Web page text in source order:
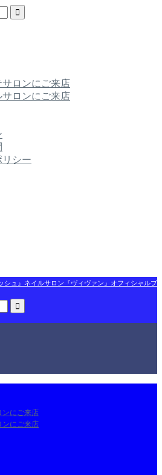
ロンにご来店
ロンにご来店
リシー
シュ』ネイルサロン『ヴィヴァン』オフィシャルブ
ンにご来店
ンにご来店